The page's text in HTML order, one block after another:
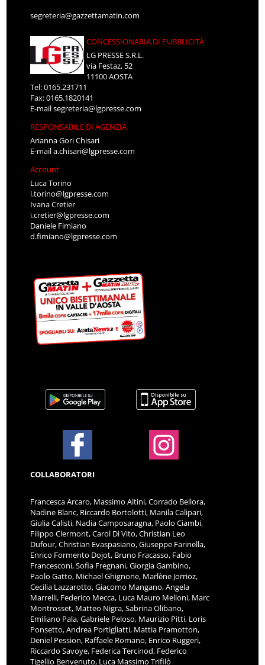
segreteria@gazzettamatin.com
CONCESSIONARIA DI PUBBLICITÀ
LG PRESSE S.R.L.
via Festaz, 52
11100 AOSTA
Tel: 0165.231711
Fax: 0165.1820141
E-mailsegreteria@lgpresse.com
RESPONSABILE DI AGENZIA
Arianna Gori Chisari
E-maila.chisari@lgpresse.com
Account
Luca Torino
l.torino@lgpresse.com
Ivana Cretier
i.cretier@lgpresse.com
Daniele Fimiano
d.fimiano@lgpresse.com
COLLABORATORI
Francesca Arcaro, Massimo Altini, Corrado Bellora,
Nadine Blanc, Riccardo Bortolotti, Manila Calipari,
Giulia Calisti, Nadia Camposaragna, Paolo Ciambi,
Filippo Clermont, Carol Di Vito, Christian Leo
Dufour, Christian Evaspasiano, Giuseppe Farinella,
Enrico Formento Dojot, Bruno Fracasso, Fabio
Francesconi, Sofia Fregnani, Giorgia Gambino,
Paolo Gatto, Michael Ghignone, Marlène Jorrioz,
Cecilia Lazzarotto, Giacomo Mangano, Angela
Marrelli, Federico Mecca, Luca Mauro Melloni, Marc
Montrosset, Matteo Nigra, Sabrina Olibano,
Emiliano Pala, Gabriele Peloso, Maurizio Pitti, Loris
Ponsetto, Andrea Portigliatti, Mattia Pramotton,
Deniel Pession, Raffaele Romano, Enrico Ruggeri,
Riccardo Savoye, Federica Tercinod, Federico
Tigellio Benvenuto, Luca Massimo Trifilò